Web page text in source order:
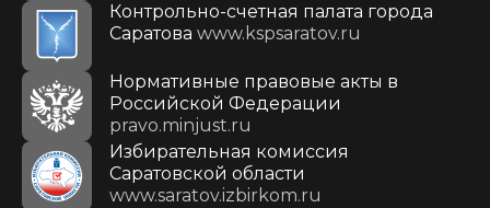
Контрольно-счетная палата города
Саратова www.kspsaratov.ru
Нормативные правовые акты в
Российской Федерации
pravo.minjust.ru
Избирательная комиссия
Саратовской области
www.saratov.izbirkom.ru